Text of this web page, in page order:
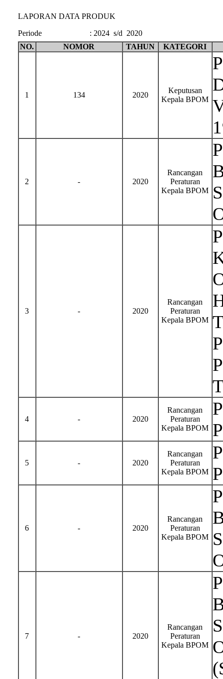
LAPORAN DATA PRODUK
Periode
: 2024 s/d 2020
NO.
NOMOR TAHUN KATEGORI
1 134 2020
Keputusan
Kepala BPOM
2 - 2020
Rancangan
Peraturan
Kepala BPOM
3 - 2020
Rancangan
Peraturan
Kepala BPOM
4 - 2020
Rancangan
Peraturan
Kepala BPOM
5 - 2020
Rancangan
Peraturan
Kepala BPOM
6 - 2020
Rancangan
Peraturan
Kepala BPOM
7 - 2020
Rancangan
Peraturan
Kepala BPOM